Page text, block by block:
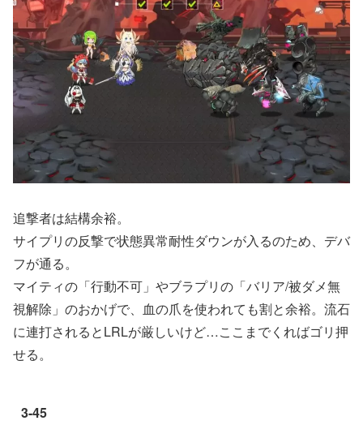
追撃者は結構余裕。
サイプリの反撃で状態異常耐性ダウンが入るのため、デバ
フが通る。
マイティの「行動不可」やブラプリの「バリア/被ダメ無
視解除」のおかげで、血の爪を使われても割と余裕。流石
に連打されるとLRLが厳しいけど…ここまでくればゴリ押
せる。
3-45